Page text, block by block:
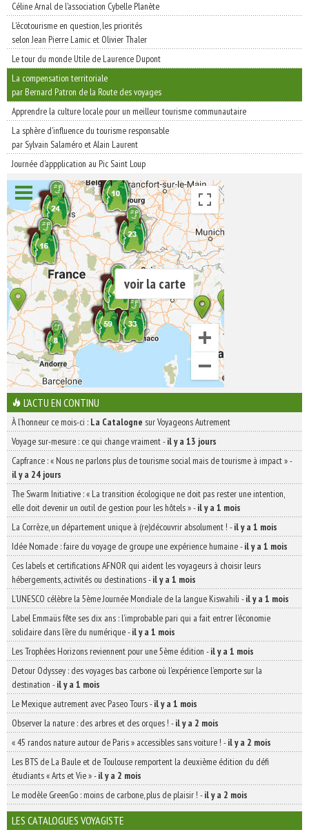
Céline Arnal de l'association Cybelle Planète
L'écotourisme en question, les priorités
selon Jean Pierre Lamic et Olivier Thaler
Le tour du monde Utile de Laurence Dupont
La compensation territoriale
par Bernard Patron de la Route des voyages
Apprendre la culture locale pour un meilleur tourisme communautaire
La sphère d'influence du tourisme responsable
par Sylvain Salaméro et Alain Laurent
Journée d'appplication au Pic Saint Loup
voir la carte
L'ACTU EN CONTINU
À l'honneur ce mois-ci : La Catalogne sur Voyageons Autrement
Voyage sur-mesure : ce qui change vraiment-il y a 13 jours
Capfrance : « Nous ne parlons plus de tourisme social mais de tourisme à impact »-
il y a 24 jours
The Swarm Initiative : « La transition écologique ne doit pas rester une intention,
elle doit devenir un outil de gestion pour les hôtels »-il y a 1 mois
La Corrèze, un département unique à (re)découvrir absolument ! -il y a 1 mois
Idée Nomade : faire du voyage de groupe une expérience humaine-il y a 1 mois
Ces labels et certifications AFNOR qui aident les voyageurs à choisir leurs
hébergements, activités ou destinations-il y a 1 mois
L’UNESCO célèbre la 5ème Journée Mondiale de la langue Kiswahili -il y a 1 mois
Label Emmaüs fête ses dix ans : l’improbable pari qui a fait entrer l’économie
solidaire dans l’ère du numérique-il y a 1 mois
Les Trophées Horizons reviennent pour une 5ème édition -il y a 1 mois
Detour Odyssey : des voyages bas carbone où l’expérience l’emporte sur la
destination -il y a 1 mois
Le Mexique autrement avec Paseo Tours-il y a 1 mois
Observer la nature : des arbres et des orques ! -il y a 2 mois
« 45 randos nature autour de Paris » accessibles sans voiture ! -il y a 2 mois
Les BTS de La Baule et de Toulouse remportent la deuxième édition du défi
étudiants « Arts et Vie »-il y a 2 mois
Le modèle GreenGo : moins de carbone, plus de plaisir ! -il y a 2 mois
LES CATALOGUES VOYAGISTE